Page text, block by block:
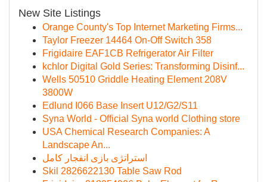
New Site Listings
Orange County's Top Internet Marketing Firms...
Taylor Freezer 14464 On-Off Switch 358
Frigidaire EAF1CB Refrigerator Air Filter
kchlor Digital Gold Series: Transforming Disinf...
Wells 50510 Griddle Heating Element 208V
3800W
Edlund I066 Base Insert U12/G2/S11
Syna World - Official Syna world Clothing store
USA Chemical Research Companies: A
Landscape An...
استراتژی بازی انفجار کامل
Skil 2826622130 Table Saw Rod